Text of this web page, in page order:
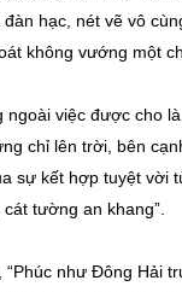
đàn hạc, nét vẽ vô
không vướng một
ngoài việc được cho
chỉ lên trời, bên
sự kết hợp tuyệt vời
tường an khang”.
“Phúc như Đông Hải